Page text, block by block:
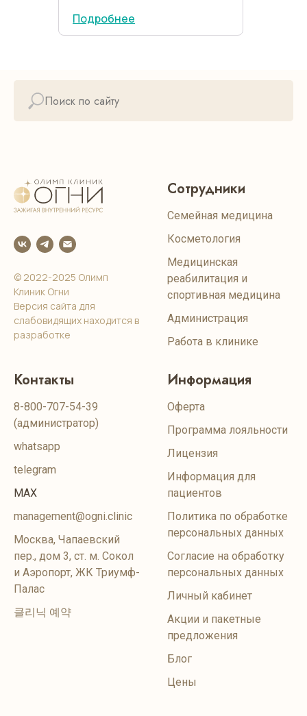
Подробнее
© 2022-2025 Олимп
Клиник Огни
Версия сайта для
слабовидящих находится в
разработке
Сотрудники
Семейная медицина
Косметология
Медицинская
реабилитация и
спортивная медицина
Администрация
Работа в клинике
Контакты
8-800-707-54-39
(администратор)
whatsapp
telegram
MAX
management@ogni.clinic
Москва, Чапаевский
пер., дом 3, ст. м. Сокол
и Аэропорт, ЖК Триумф-
Палас
클리닉 예약
Информация
Оферта
Программа лояльности
Лицензия
Информация для
пациентов
Политика по обработке
персональных данных
Согласие на обработку
персональных данных
Личный кабинет
Акции и пакетные
предложения
Блог
Цены